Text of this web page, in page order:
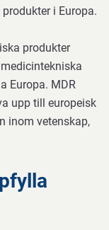
i Europa.
produkter
Europa. MDR
upp till europeisk
inom vetenskap,